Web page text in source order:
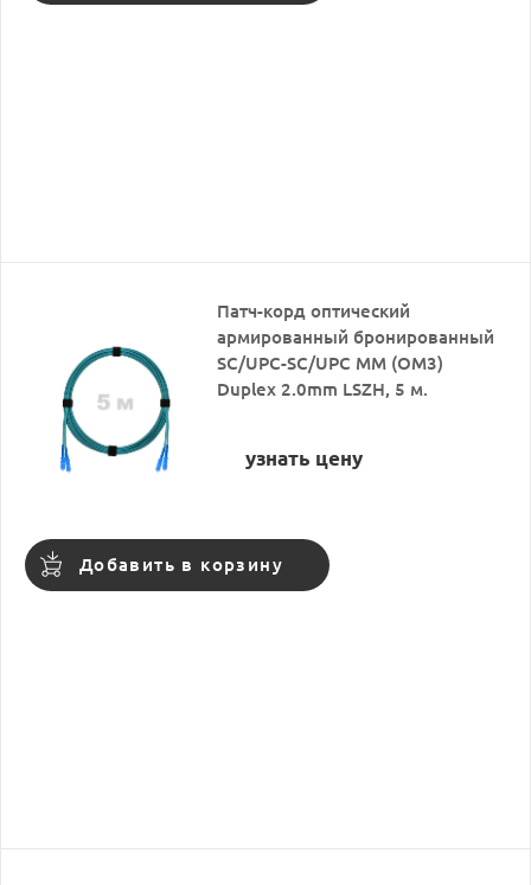
Патч-корд оптический
армированный бронированный
SC/UPC-SC/UPC MM (OM3)
Duplex 2.0mm LSZH, 5 м.
узнать цену
Добавить в корзину